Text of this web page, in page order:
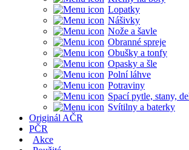
Lopatky
Nášivky
Nože a šavle
Obranné spreje
Obušky a tonfy
Opasky a šle
Polní láhve
Potraviny
Spací pytle, stany,
Svítilny a baterky
Originál AČR
PČR
Akce